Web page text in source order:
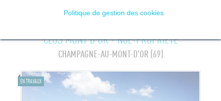
CLOS MONT D'OR - NUE-PROPRIÉTÉ
CHAMPAGNE-AU-MONT-D'OR (69)
EN TRAVAUX
Politique de gestion des cookies